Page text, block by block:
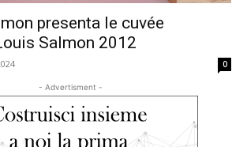
presenta le cuvée
Salmon 2012
0
- Advertisment -